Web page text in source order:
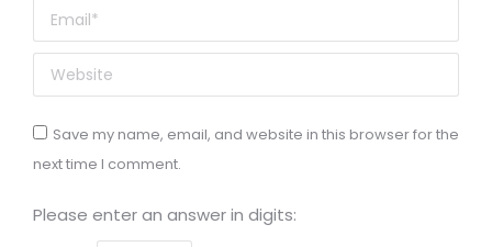
Email *
Website
Save my name, email, and website in this browser for the
next time I comment.
Please enter an answer in digits: